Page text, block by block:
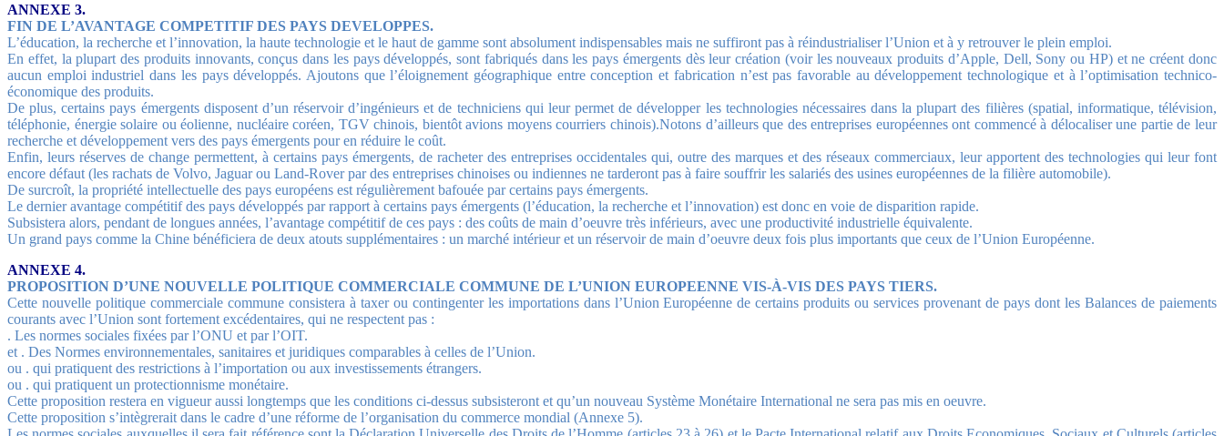
ANNEXE 3.
FIN DE L’AVANTAGE COMPETITIF DES PAYS DEVELOPPES.
L’éducation, la recherche et l’innovation, la haute technologie et le haut de gamme sont absolument indispensables mais ne suffiront pas à réindustrialiser l’Union et à y retrouver le plein emploi.
En effet, la plupart des produits innovants, conçus dans les pays développés, sont fabriqués dans les pays émergents dès leur création (voir les nouveaux produits d’Apple, Dell, Sony ou HP) et ne créent donc
aucun emploi industriel dans les pays développés. Ajoutons que l’éloignement géographique entre conception et fabrication n’est pas favorable au développement technologique et à l’optimisation technico-
économique des produits.
De plus, certains pays émergents disposent d’un réservoir d’ingénieurs et de techniciens qui leur permet de développer les technologies nécessaires dans la plupart des filières (spatial, informatique, télévision,
téléphonie, énergie solaire ou éolienne, nucléaire coréen, TGV chinois, bientôt avions moyens courriers chinois).Notons d’ailleurs que des entreprises européennes ont commencé à délocaliser une partie de leur
recherche et développement vers des pays émergents pour en réduire le coût.
Enfin, leurs réserves de change permettent, à certains pays émergents, de racheter des entreprises occidentales qui, outre des marques et des réseaux commerciaux, leur apportent des technologies qui leur font
encore défaut (les rachats de Volvo, Jaguar ou Land-Rover par des entreprises chinoises ou indiennes ne tarderont pas à faire souffrir les salariés des usines européennes de la filière automobile).
De surcroît, la propriété intellectuelle des pays européens est régulièrement bafouée par certains pays émergents.
Le dernier avantage compétitif des pays développés par rapport à certains pays émergents (l’éducation, la recherche et l’innovation) est donc en voie de disparition rapide.
Subsistera alors, pendant de longues années, l’avantage compétitif de ces pays : des coûts de main d’oeuvre très inférieurs, avec une productivité industrielle équivalente.
Un grand pays comme la Chine bénéficiera de deux atouts supplémentaires : un marché intérieur et un réservoir de main d’oeuvre deux fois plus importants que ceux de l’Union Européenne.
ANNEXE 4.
PROPOSITION D’UNE NOUVELLE POLITIQUE COMMERCIALE COMMUNE DE L’UNION EUROPEENNE VIS-À-VIS DES PAYS TIERS.
Cette nouvelle politique commerciale commune consistera à taxer ou contingenter les importations dans l’Union Européenne de certains produits ou services provenant de pays dont les Balances de paiements
courants avec l’Union sont fortement excédentaires, qui ne respectent pas :
. Les normes sociales fixées par l’ONU et par l’OIT.
et . Des Normes environnementales, sanitaires et juridiques comparables à celles de l’Union.
ou . qui pratiquent des restrictions à l’importation ou aux investissements étrangers.
ou . qui pratiquent un protectionnisme monétaire.
Cette proposition restera en vigueur aussi longtemps que les conditions ci-dessus subsisteront et qu’un nouveau Système Monétaire International ne sera pas mis en oeuvre.
Cette proposition s’intègrerait dans le cadre d’une réforme de l’organisation du commerce mondial (Annexe 5).